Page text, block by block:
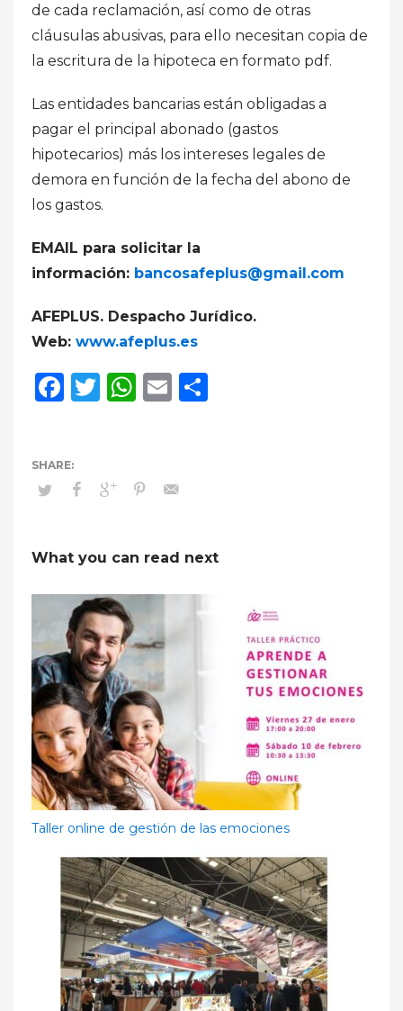
de cada reclamación, así como de otras
cláusulas abusivas, para ello necesitan copia de
la escritura de la hipoteca en formato pdf.
Las entidades bancarias están obligadas a
pagar el principal abonado (gastos
hipotecarios) más los intereses legales de
demora en función de la fecha del abono de
los gastos.
EMAIL para solicitar la
información: bancosafeplus@gmail.com
AFEPLUS. Despacho Jurídico.
Web: www.afeplus.es
Facebook
Twitter
WhatsApp
Email
What you can read next
Taller online de gestión de las emociones